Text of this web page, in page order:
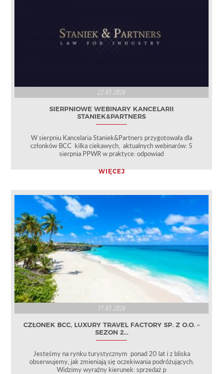
22.07.2026
SIERPNIOWE WEBINARY KANCELARII
STANIEK&PARTNERS
W sierpniu Kancelaria Staniek&Partners przygotowała dla
członków BCC kilka ciekawych, aktualnych webinarów: 5
sierpnia PPWR w praktyce: odpowiad
WIĘCEJ
17.07.2026
CZŁONEK BCC, LUXURY TRAVEL FACTORY SP. Z O.O. –
SEZON 2...
Jesteśmy na rynku turystycznym ponad 20 lat i z bliska
obserwujemy, jak zmieniają się oczekiwania podróżujących.
Widzimy wyraźny kierunek: sprzedaż p